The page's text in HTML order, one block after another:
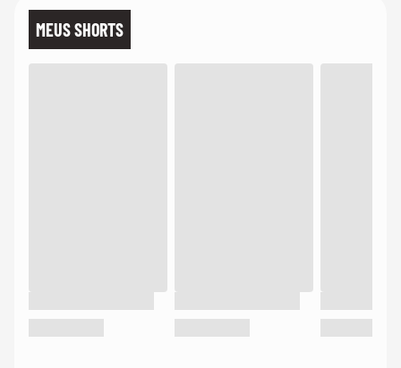
MEUS SHORTS